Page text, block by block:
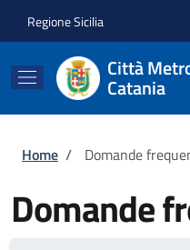
Regione Sicilia
Città
Catania
Briciole di
Home / Domande
Domande